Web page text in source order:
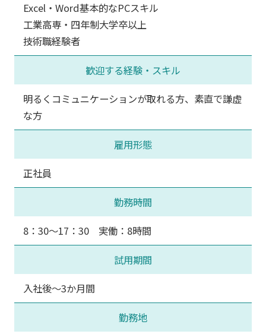
Excel・Word基本的なPCスキル
工業高専・四年制大学卒以上
技術職経験者
歓迎する経験・スキル
明るくコミュニケーションが取れる方、素直で謙虚
な方
雇用形態
正社員
勤務時間
8：30～17：30 実働：8時間
試用期間
入社後～3か月間
勤務地